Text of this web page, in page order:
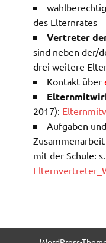
des Elternrates
Vertreter
sind neben der/
drei weitere
Kontakt über
2017):
Aufgaben
mit der Schule: s.